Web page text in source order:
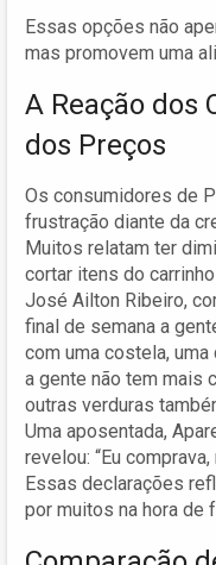
Essas opções não
mas promovem uma
A Reação dos
dos Preços
Os consumidores de
frustração diante da
Muitos relatam ter
cortar itens do
José Ailton Ribeiro,
final de semana a
com uma costela,
a gente não tem mais
outras verduras
Uma aposentada,
revelou: “Eu
Essas declarações
por muitos na hora de